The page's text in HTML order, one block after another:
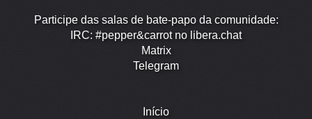
Participe das salas de bate-papo da comunidade:
IRC: #pepper&carrot no libera.chat
Matrix
Telegram
Início